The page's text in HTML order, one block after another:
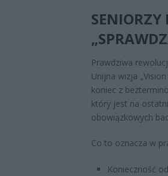
Prawdziwa
Unijna wizja
koniec z
który jest na
obowiązkowych
Co to oznacza w
Konieczność